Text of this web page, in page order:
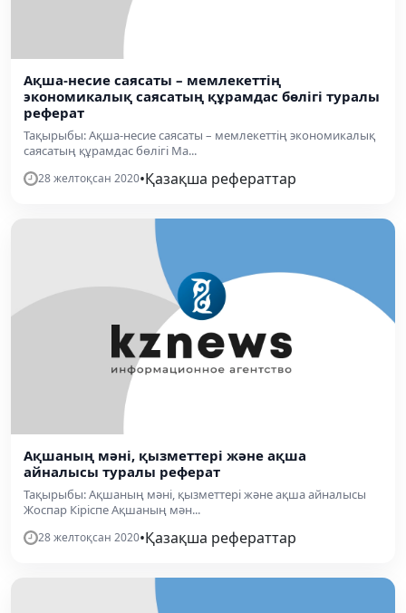
Ақша-несие саясаты – мемлекеттің
экономикалық саясатың құрамдас бөлігі туралы
реферат
Тақырыбы: Ақша-несие саясаты – мемлекеттің экономикалық
саясатың құрамдас бөлігі Ма...
28 желтоқсан 2020•Қазақша рефераттар
Ақшаның мәнi, қызметтерi және ақша
айналысы туралы реферат
Тақырыбы: Ақшаның мәнi, қызметтерi және ақша айналысы
Жоспар Кiрiспе Ақшаның мән...
28 желтоқсан 2020•Қазақша рефераттар